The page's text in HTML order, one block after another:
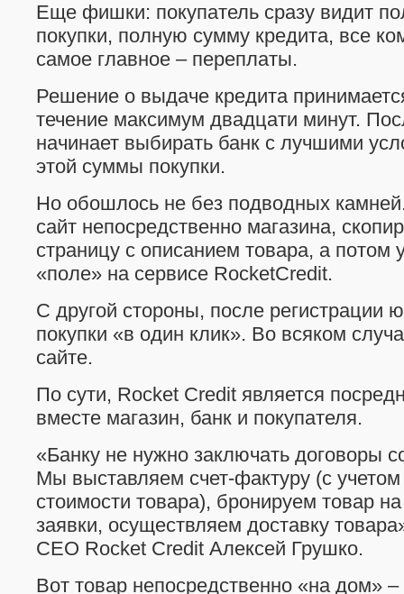
Еще фишки: покупатель сразу видит
покупки, полную сумму кредита, все
самое главное – переплаты.
Решение о выдаче кредита
течение максимум двадцати минут.
начинает выбирать банк с лучшими
этой суммы покупки.
Но обошлось не без подводных
сайт непосредственно магазина,
страницу с описанием товара, а потом
«поле» на сервисе RocketCredit.
С другой стороны, после регистрации
покупки «в один клик». Во всяком
сайте.
По сути, Rocket Credit является
вместе магазин, банк и покупателя.
«Банку не нужно заключать договоры
Мы выставляем счет-фактуру (с
стоимости товара), бронируем товар
заявки, осуществляем доставку
CEO Rocket Credit Алексей Грушко.
Вот товар непосредственно «на дом»